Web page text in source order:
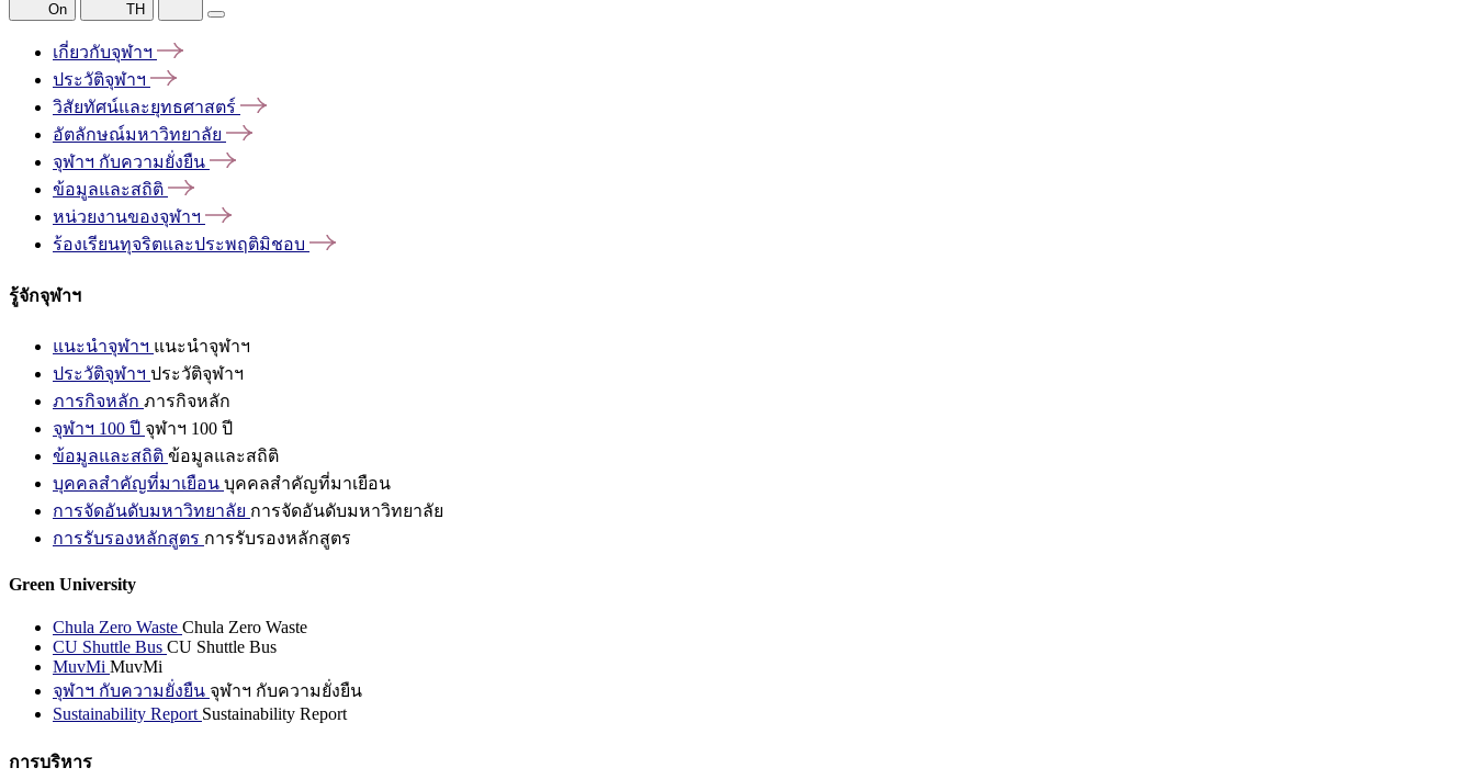
On TH
เกี่ยวกับจุฬาฯ
ประวัติจุฬาฯ
วิสัยทัศน์และยุทธศาสตร์
อัตลักษณ์มหาวิทยาลัย
จุฬาฯ กับความยั่งยืน
ข้อมูลและสถิติ
หน่วยงานของจุฬาฯ
ร้องเรียนทุจริตและประพฤติมิชอบ
รู้จักจุฬาฯ
แนะนำจุฬาฯ แนะนำจุฬาฯ
ประวัติจุฬาฯ ประวัติจุฬาฯ
ภารกิจหลัก ภารกิจหลัก
จุฬาฯ 100 ปี จุฬาฯ 100 ปี
ข้อมูลและสถิติ ข้อมูลและสถิติ
บุคคลสำคัญที่มาเยือน บุคคลสำคัญที่มาเยือน
การจัดอันดับมหาวิทยาลัย การจัดอันดับมหาวิทยาลัย
การรับรองหลักสูตร การรับรองหลักสูตร
Green University
Chula Zero Waste Chula Zero Waste
CU Shuttle Bus CU Shuttle Bus
MuvMi MuvMi
จุฬาฯ กับความยั่งยืน จุฬาฯ กับความยั่งยืน
Sustainability Report Sustainability Report
การบริหาร